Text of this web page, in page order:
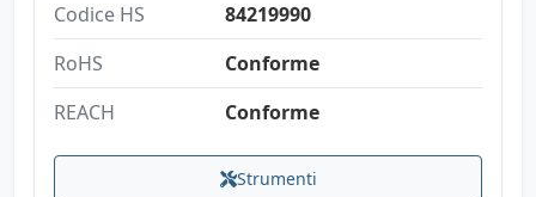
Codice HS
84219990
RoHS
Conforme
REACH
Conforme
Strumenti